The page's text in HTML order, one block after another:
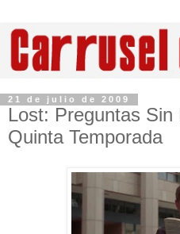
21 de julio de 2009
Lost: Preguntas
Quinta Temporada